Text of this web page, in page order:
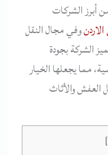
أبرز الشركات
وفي مجال النقل
الشركة بجودة
مما يجعلها الخيار
العفش والأثاث
]